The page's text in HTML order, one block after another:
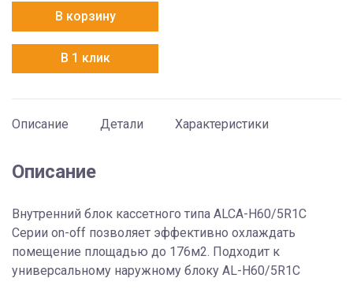
ALCA-
H60/5R1C
+
В корзину
В 1 клик
Описание Детали Характеристики
Описание
Внутренний блок кассетного типа ALCA-H60/5R1С
Серии on-off позволяет эффективно охлаждать
помещение площадью до 176м2. Подходит к
универсальному наружному блоку AL-H60/5R1С